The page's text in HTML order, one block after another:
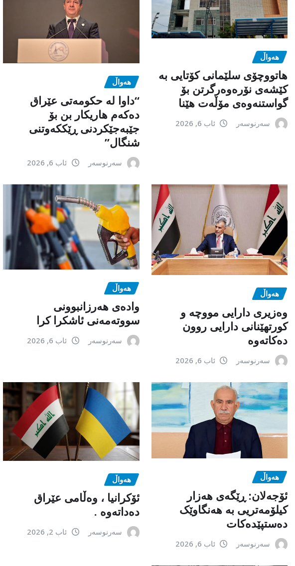
هەواڵ
هاتووچۆی سلێمانی کۆتایی بە
کێشەی نۆرەوەرگرتن بۆ
گواستنەوەی مۆڵەت هێنا
سەرنوسەر ئاب 6, 2026
هەواڵ
“داوا لە حكومەتی عێراق
دەكەم هاریكار بن بۆ
جێبەجێكردنی ڕێككەوتنی
شنگال”
سەرنوسەر ئاب 6, 2026
هەواڵ
وەزیری دارایی مووچە و
کورتهێنانی دارایی روون
دەکاتەوە
سەرنوسەر ئاب 6, 2026
هەواڵ
وادەی هەرزانبوونی
سووتەمەنی ئاشکرا کرا
سەرنوسەر ئاب 6, 2026
هەواڵ
ئۆجەلان: ڕێگەی هەزار
کیلۆمەتریی بە هەنگاوێک
دەستپێدەکات
سەرنوسەر ئاب 6, 2026
هەواڵ
ئۆکرانیا ، وەڵامی عێراق
دەداتەوە .
سەرنوسەر ئاب 2, 2026